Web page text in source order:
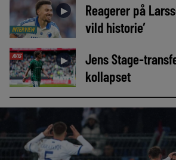
INTERVIEW
►
Reagerer på
vild historie’
AVIS ►
Jens Stage-
kollapset